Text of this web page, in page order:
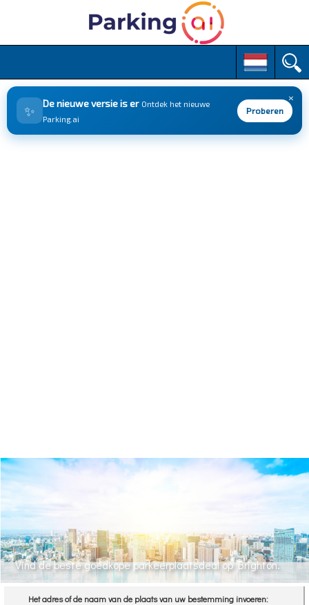
M
m
e
i
×
✨ De nieuwe versie is er Ontdek het nieuwe
Parking.ai
Proberen
Vind de beste goedkope parkeerplaatsdeal op Brighton.
Het adres of de naam van de plaats van uw bestemming invoeren: